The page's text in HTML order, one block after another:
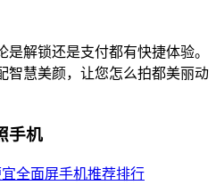
解锁还是支付都有快捷体验。
智慧美颜，让您怎么拍都美丽动
手机